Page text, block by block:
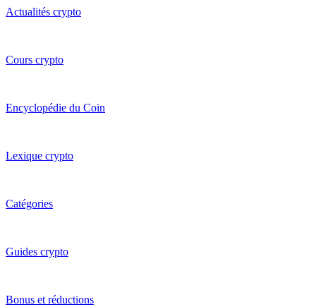
Actualités crypto
Cours crypto
Encyclopédie du Coin
Lexique crypto
Catégories
Guides crypto
Bonus et réductions